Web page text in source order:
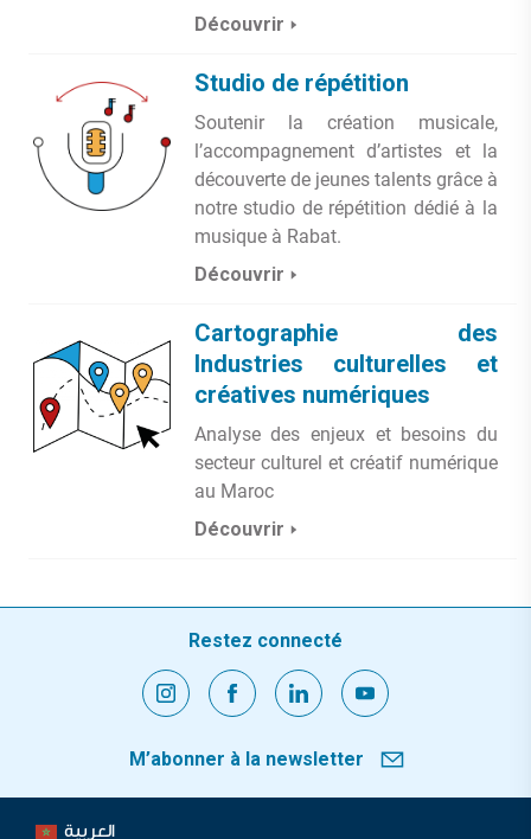
Découvrir
Studio de répétition
Soutenir la création musicale,
l’accompagnement d’artistes et la
découverte de jeunes talents grâce à
notre studio de répétition dédié à la
musique à Rabat.
Découvrir
Cartographie des
Industries culturelles et
créatives numériques
Analyse des enjeux et besoins du
secteur culturel et créatif numérique
au Maroc
Découvrir
Restez connecté
M’abonner à la newsletter
العربية